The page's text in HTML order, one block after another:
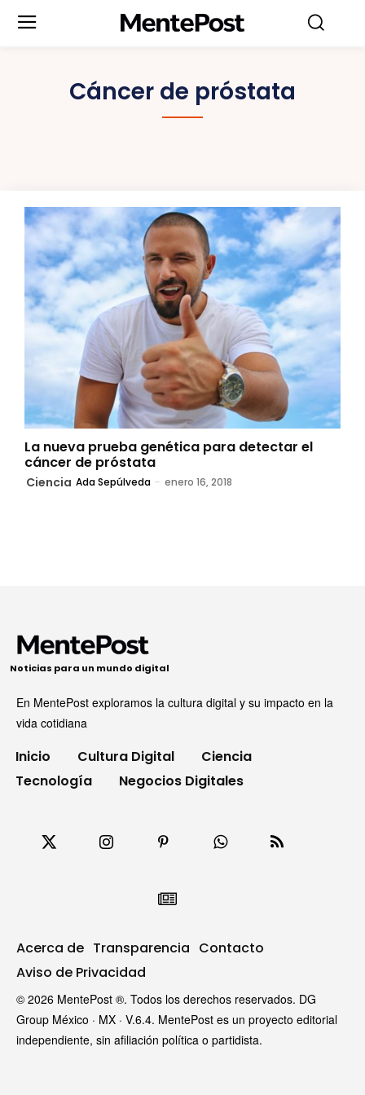
Cáncer de próstata
La nueva prueba genética para detectar el
cáncer de próstata
Ciencia Ada Sepúlveda - enero 16, 2018
Noticias para un mundo digital
En MentePost exploramos la cultura digital y su impacto en la
vida cotidiana
Inicio Cultura Digital
Ciencia
Tecnología
Negocios Digitales
Acerca de Transparencia Contacto
Aviso de Privacidad
© 2026 MentePost ®. Todos los derechos reservados. DG
Group México · MX · V.6.4. MentePost es un proyecto editorial
independiente, sin afiliación política o partidista.